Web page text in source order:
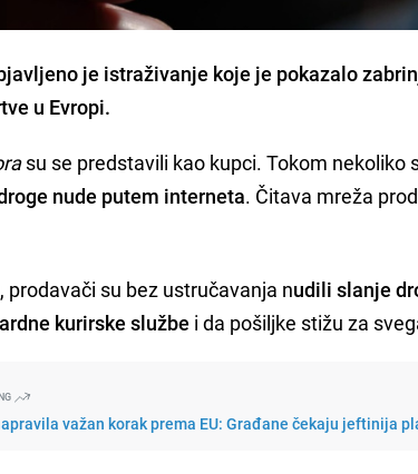
je istraživanje koje je pokazalo
u Evropi.
su se predstavili kao kupci. Tokom nekoliko
nude putem interneta. Čitava mreža
su bez ustručavanja nudili slanje
kurirske službe i da pošiljke stižu za
važan korak prema EU: Građane čekaju jeftinija